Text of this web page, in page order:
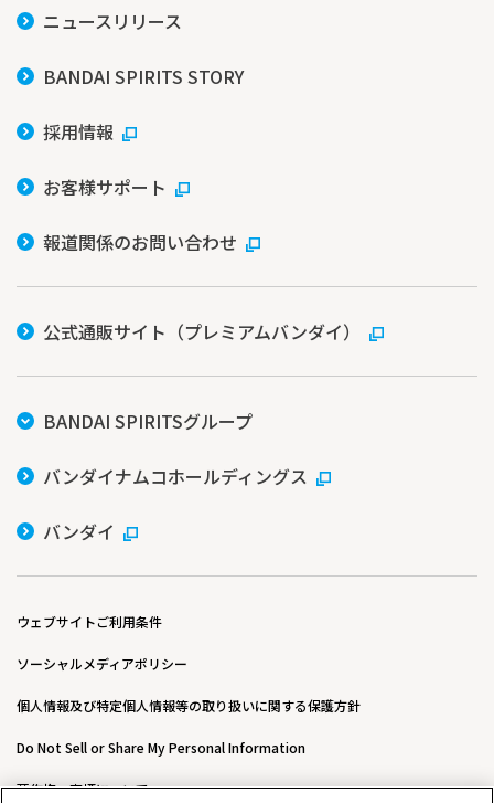
ニュースリリース
BANDAI SPIRITS STORY
採用情報
お客様サポート
報道関係のお問い合わせ
公式通販サイト（プレミアムバンダイ）
BANDAI SPIRITSグループ
バンダイナムコホールディングス
バンダイ
ウェブサイトご利用条件
ソーシャルメディアポリシー
個人情報及び特定個人情報等の取り扱いに関する保護方針
Do Not Sell or Share My Personal Information
著作権・商標について